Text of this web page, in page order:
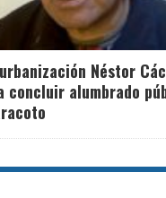
Néstor
concluir alumbrado